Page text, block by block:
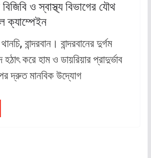
ও স্বাস্থ্য বিভাগের যৌথ
ক্যাম্পেইন
বান্দরবান। বান্দরবানের দুর্গম
করে হাম ও ডায়রিয়ার প্রাদুর্ভাব
পর দ্রুত মানবিক উদ্যোগ